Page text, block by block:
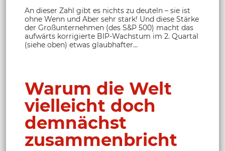
An dieser Zahl gibt es nichts zu deuteln – sie ist
ohne Wenn und Aber sehr stark! Und diese Stärke
der Großunternehmen (des S&P 500) macht das
aufwärts korrigierte BIP-Wachstum im 2. Quartal
(siehe oben) etwas glaubhafter…
Warum die Welt
vielleicht doch
demnächst
zusammenbricht